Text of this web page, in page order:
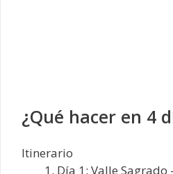
¿Qué hacer en 4
Itinerario
Día 1: Valle